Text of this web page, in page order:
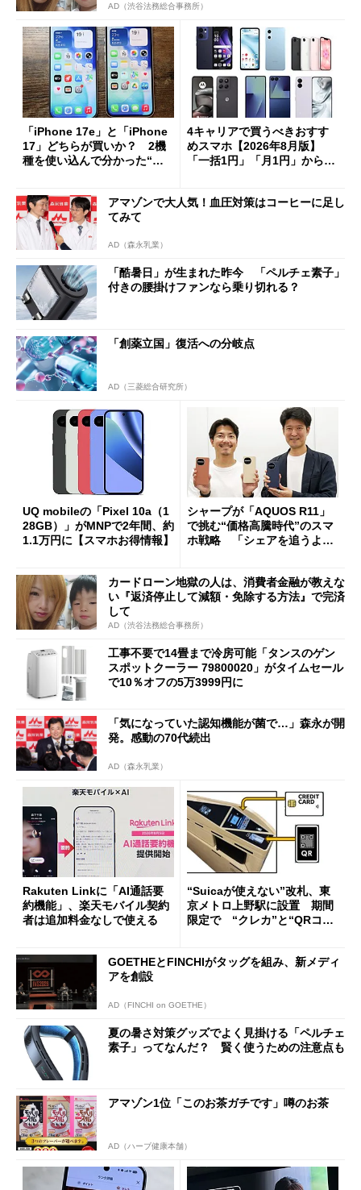
AD（渋谷法務総合事務所）
「iPhone 17e」と「iPhone
17」どちらが買いか？ 2機
種を使い込んで分かった“ス
4キャリアで買うべきおすす
めスマホ【2026年8月版】
「一括1円」「月1円」からお
アマゾンで大人気！血圧対策はコーヒーに足し
てみて
AD（森永乳業）
「酷暑日」が生まれた昨今 「ペルチェ素子」
付きの腰掛けファンなら乗り切れる？
「創薬立国」復活への分岐点
AD（三菱総合研究所）
UQ mobileの「Pixel 10a（1
28GB）」がMNPで2年間、約
1.1万円に【スマホお得情報】
シャープが「AQUOS R11」
で挑む“価格高騰時代”のスマ
ホ戦略 「シェアを追うより
カードローン地獄の人は、消費者金融が教えな
い『返済停止して減額・免除する方法』で完済
して
AD（渋谷法務総合事務所）
工事不要で14畳まで冷房可能「タンスのゲン
スポットクーラー 79800020」がタイムセール
で10％オフの5万3999円に
「気になっていた認知機能が菌で…」森永が開
発。感動の70代続出
AD（森永乳業）
Rakuten Linkに「AI通話要
約機能」、楽天モバイル契約
者は追加料金なしで使える
“Suicaが使えない”改札、東
京メトロ上野駅に設置 期間
限定で “クレカ”と“QRコー
GOETHEとFINCHIがタッグを組み、新メディ
アを創設
AD（FINCHI on GOETHE）
夏の暑さ対策グッズでよく見掛ける「ペルチェ
素子」ってなんだ？ 賢く使うための注意点も
アマゾン1位「このお茶ガチです」噂のお茶
AD（ハーブ健康本舗）